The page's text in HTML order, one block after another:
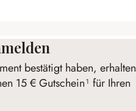
bestätigt haben, erhalten
15 € Gutschein¹ für Ihren